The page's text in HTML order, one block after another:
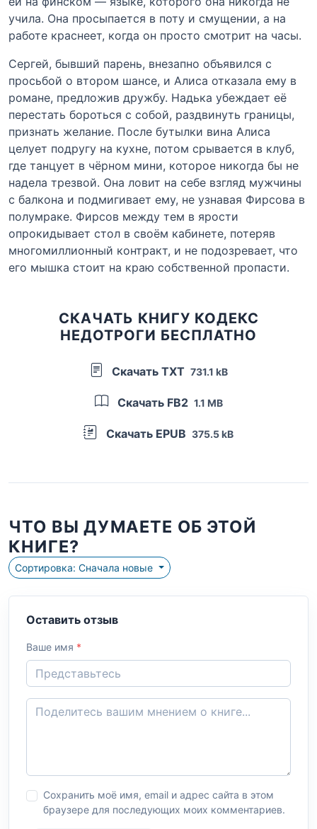
учила. Она просыпается в поту и смущении, а на
работе краснеет, когда он просто смотрит на часы.
Сергей, бывший парень, внезапно объявился с
просьбой о втором шансе, и Алиса отказала ему в
романе, предложив дружбу. Надька убеждает её
перестать бороться с собой, раздвинуть границы,
признать желание. После бутылки вина Алиса
целует подругу на кухне, потом срывается в клуб,
где танцует в чёрном мини, которое никогда бы не
надела трезвой. Она ловит на себе взгляд мужчины
с балкона и подмигивает ему, не узнавая Фирсова в
полумраке. Фирсов между тем в ярости
опрокидывает стол в своём кабинете, потеряв
многомиллионный контракт, и не подозревает, что
его мышка стоит на краю собственной пропасти.
СКАЧАТЬ КНИГУ КОДЕКС
НЕДОТРОГИ БЕСПЛАТНО
Скачать TXT 731.1 kB
Скачать FB2 1.1 MB
Скачать EPUB 375.5 kB
ЧТО ВЫ ДУМАЕТЕ ОБ ЭТОЙ
КНИГЕ?
Сортировка: Сначала новые
Оставить отзыв
Ваше имя *
Сохранить моё имя, email и адрес сайта в этом
браузере для последующих моих комментариев.